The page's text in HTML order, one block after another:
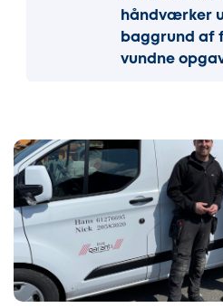
håndværker
baggrund af
vundne